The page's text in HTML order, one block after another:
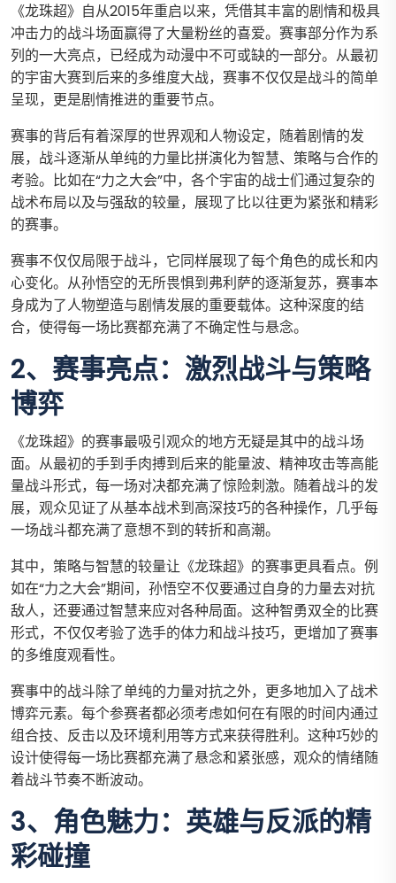
《龙珠超》自从2015年重启以来，凭借其丰富的剧情和极具
冲击力的战斗场面赢得了大量粉丝的喜爱。赛事部分作为系
列的一大亮点，已经成为动漫中不可或缺的一部分。从最初
的宇宙大赛到后来的多维度大战，赛事不仅仅是战斗的简单
呈现，更是剧情推进的重要节点。
赛事的背后有着深厚的世界观和人物设定，随着剧情的发
展，战斗逐渐从单纯的力量比拼演化为智慧、策略与合作的
考验。比如在“力之大会”中，各个宇宙的战士们通过复杂的
战术布局以及与强敌的较量，展现了比以往更为紧张和精彩
的赛事。
赛事不仅仅局限于战斗，它同样展现了每个角色的成长和内
心变化。从孙悟空的无所畏惧到弗利萨的逐渐复苏，赛事本
身成为了人物塑造与剧情发展的重要载体。这种深度的结
合，使得每一场比赛都充满了不确定性与悬念。
2、赛事亮点：激烈战斗与策略
博弈
《龙珠超》的赛事最吸引观众的地方无疑是其中的战斗场
面。从最初的手到手肉搏到后来的能量波、精神攻击等高能
量战斗形式，每一场对决都充满了惊险刺激。随着战斗的发
展，观众见证了从基本战术到高深技巧的各种操作，几乎每
一场战斗都充满了意想不到的转折和高潮。
其中，策略与智慧的较量让《龙珠超》的赛事更具看点。例
如在“力之大会”期间，孙悟空不仅要通过自身的力量去对抗
敌人，还要通过智慧来应对各种局面。这种智勇双全的比赛
形式，不仅仅考验了选手的体力和战斗技巧，更增加了赛事
的多维度观看性。
赛事中的战斗除了单纯的力量对抗之外，更多地加入了战术
博弈元素。每个参赛者都必须考虑如何在有限的时间内通过
组合技、反击以及环境利用等方式来获得胜利。这种巧妙的
设计使得每一场比赛都充满了悬念和紧张感，观众的情绪随
着战斗节奏不断波动。
3、角色魅力：英雄与反派的精
彩碰撞